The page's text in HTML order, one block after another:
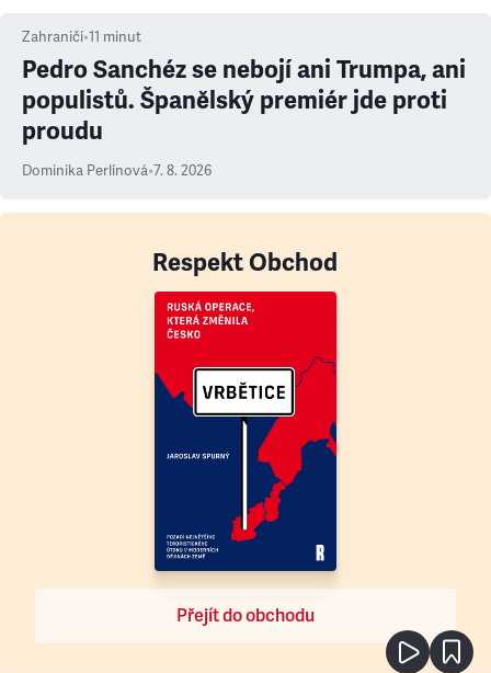
Zahraničí•11 minut
Pedro Sanchéz se nebojí ani Trumpa, ani
populistů. Španělský premiér jde proti
proudu
Dominika Perlínová•7. 8. 2026
Respekt Obchod
Přejít do obchodu